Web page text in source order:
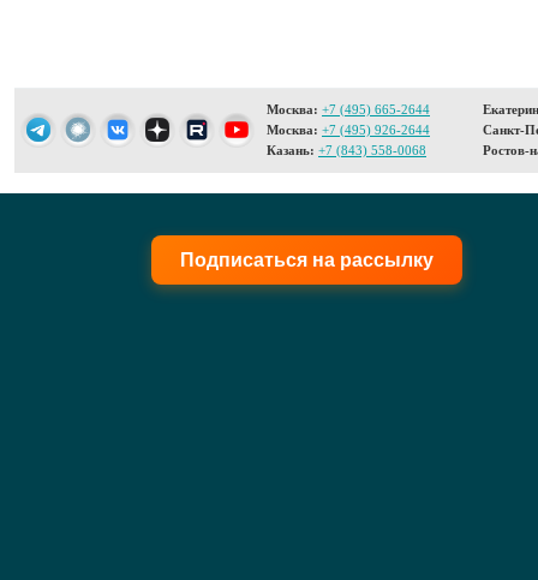
Москва: +7 (495) 665-2644
Москва: +7 (495) 926-2644
Казань: +7 (843) 558-0068
Санкт-
Ростов-
Подписаться на рассылку